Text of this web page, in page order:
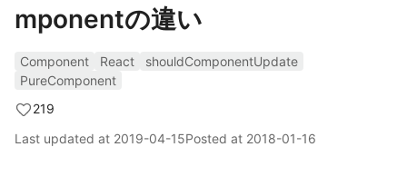
mponentの違い
Component React
shouldComponentUpdate
PureComponent
219
Last updated at 2019-04-15Posted at 2018-01-16